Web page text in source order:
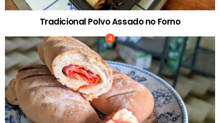
Tradicional Polvo Assado no Forno